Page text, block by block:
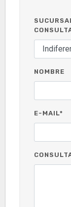
NOMBRE
E-MAIL*